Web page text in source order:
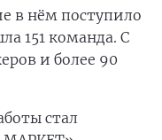
в нём поступило
151 команда. С
и более 90
стал